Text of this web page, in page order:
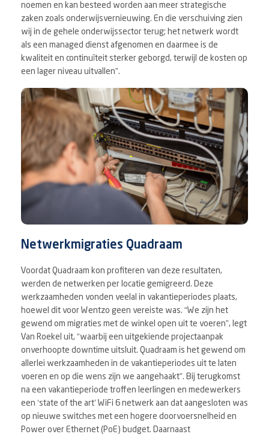
noemen en kan besteed worden aan meer strategische
zaken zoals onderwijsvernieuwing. En die verschuiving zien
wij in de gehele onderwijssector terug; het netwerk wordt
als een managed dienst afgenomen en daarmee is de
kwaliteit en continuïteit sterker geborgd, terwijl de kosten op
een lager niveau uitvallen”.
Netwerkmigraties Quadraam
Voordat Quadraam kon profiteren van deze resultaten,
werden de netwerken per locatie gemigreerd. Deze
werkzaamheden vonden veelal in vakantieperiodes plaats,
hoewel dit voor Wentzo geen vereiste was. “We zijn het
gewend om migraties met de winkel open uit te voeren”, legt
Van Roekel uit, “waarbij een uitgekiende projectaanpak
onverhoopte downtime uitsluit. Quadraam is het gewend om
allerlei werkzaamheden in de vakantieperiodes uit te laten
voeren en op die wens zijn we aangehaakt”. Bij terugkomst
na een vakantieperiode troffen leerlingen en medewerkers
een ‘state of the art’ WiFi 6 netwerk aan dat aangesloten was
op nieuwe switches met een hogere doorvoersnelheid en
Power over Ethernet (PoE) budget. Daarnaast